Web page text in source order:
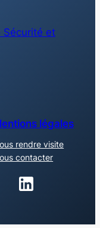
Sécurité et
légales
rendre visite
contacter